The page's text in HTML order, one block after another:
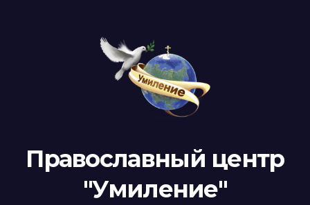
Православный центр
"Умиление"